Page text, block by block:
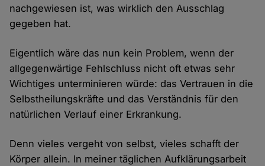
nachgewiesen ist, was wirklich den Ausschlag
gegeben hat.
Eigentlich wäre das nun kein Problem, wenn der
allgegenwärtige Fehlschluss nicht oft etwas sehr
Wichtiges unterminieren würde: das Vertrauen in die
Selbstheilungskräfte und das Verständnis für den
natürlichen Verlauf einer Erkrankung.
Denn vieles vergeht von selbst, vieles schafft der
Körper allein. In meiner täglichen Aufklärungsarbeit